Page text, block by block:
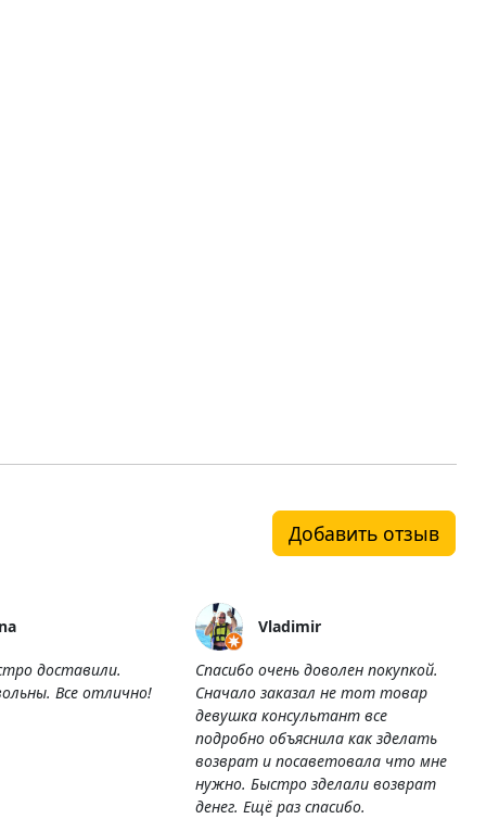
Добавить отзыв
доставили.
Все отлично!
Vladimir
Спасибо очень доволен покупкой.
Сначало заказал не тот товар
девушка консультант все
подробно объяснила как зделать
возврат и посаветовала что мне
нужно. Быстро зделали возврат
денег. Ещё раз спасибо.